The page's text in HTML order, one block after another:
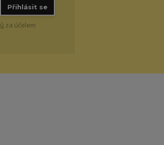
Přihlásit se
za účelem